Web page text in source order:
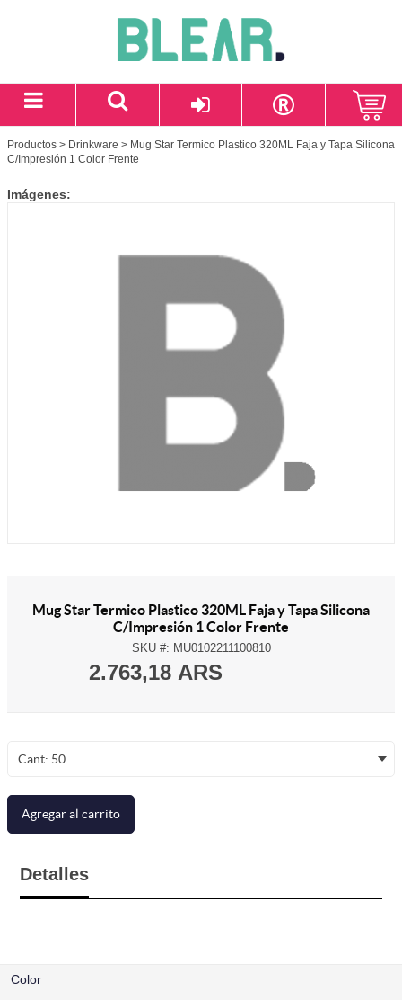
Productos > Drinkware > Mug Star Termico Plastico 320ML Faja y Tapa Silicona
C/Impresión 1 Color Frente
Imágenes:
Mug Star Termico Plastico 320ML Faja y Tapa Silicona
C/Impresión 1 Color Frente
SKU #: MU0102211100810
2.763,18 ARS
Cant: 50
Agregar al carrito
Detalles
Color